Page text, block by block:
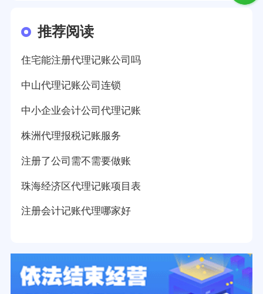
推荐阅读
住宅能注册代理记账公司吗
中山代理记账公司连锁
中小企业会计公司代理记账
株洲代理报税记账服务
注册了公司需不需要做账
珠海经济区代理记账项目表
注册会计记账代理哪家好